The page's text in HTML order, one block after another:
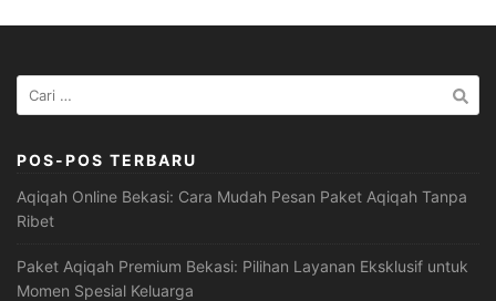
Cari
untuk:
POS-POS TERBARU
Aqiqah Online Bekasi: Cara Mudah Pesan Paket Aqiqah Tanpa
Ribet
Paket Aqiqah Premium Bekasi: Pilihan Layanan Eksklusif untuk
Momen Spesial Keluarga